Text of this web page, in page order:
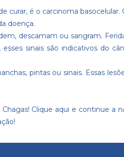
curar, é o carcinoma
doença.
descamam ou sangram.
sinais são indicativos do
pintas ou sinais. Essas
Clique aqui e continue a